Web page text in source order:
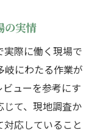
の実情
際に働く現場で
岐にわたる作業が
ューを参考にす
じて、現地調査か
応していること